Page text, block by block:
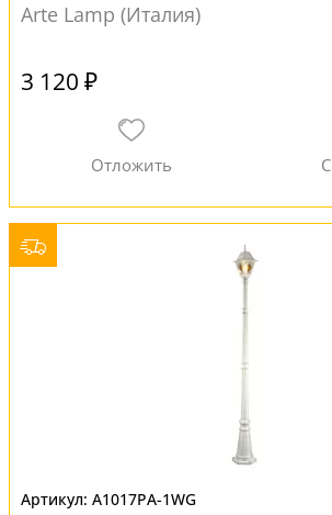
Arte Lamp (Италия)
3 120 ₽
A1017PA-1WG